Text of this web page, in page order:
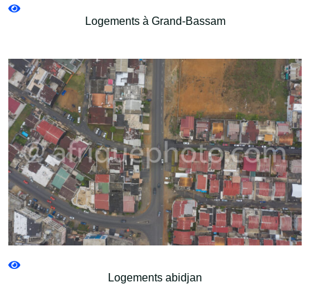
Logements à Grand-Bassam
Logements abidjan